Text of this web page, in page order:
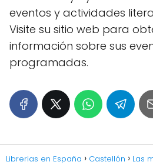
eventos y actividades
Visite su sitio web para
información sobre sus
programadas.
Librerias en España Castellón
Las